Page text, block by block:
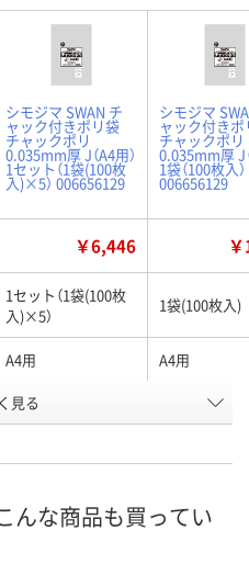
シモジマ SWAN チ
ャック付きポリ袋
チャックポリ
0.035mm厚 J（A4用）
1セット（1袋(100枚
入)×5） 006656129
シモジマ
ャック付きポ
チャックポリ
0.035mm厚 J
1袋（100枚入）
006656129
￥6,446
1セット（1袋(100枚
入)×5）
1袋(100枚入)
A4用 A4用
WPE1595 WPE1144
8月11日（火）
見る
んな商品も買ってい